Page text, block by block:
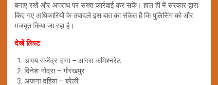
बनाए रखें और अपराध पर सख्त कार्रवाई कर सकें। हाल ही में सरकार द्वारा
किए गए अधिकारियों के तबादले इस बात का संकेत हैं कि पुलिसिंग को और
मजबूत किया जा रहा है।
देखें लिस्ट
अभय राजेंद्र दागा – आगरा कमिश्नरेट
दिनेश गोदरा – गोरखपुर
अंजना दहिया – बरेली